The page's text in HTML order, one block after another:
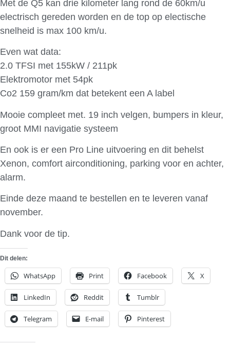
Met de Q5 kan drie kilometer lang rond de 60km/u
electrisch gereden worden en de top op electische
snelheid is max 100 km/u.
Even wat data:
2.0 TFSI met 155kW / 211pk
Elektromotor met 54pk
Co2 159 gram/km dat betekent een A label
Mooie compleet met. 19 inch velgen, bumpers in kleur,
groot MMI navigatie systeem
En ook is er een Pro Line uitvoering en dit behelst
Xenon, comfort airconditioning, parking voor en achter,
alarm.
Einde deze maand te bestellen en te leveren vanaf
november.
Dank voor de tip.
Dit delen:
WhatsApp Print Facebook X
LinkedIn Reddit Tumblr
Telegram E-mail Pinterest